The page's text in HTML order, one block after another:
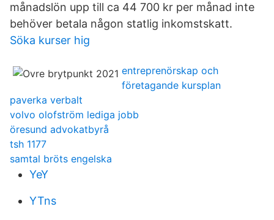
månadslön upp till ca 44 700 kr per månad inte
behöver betala någon statlig inkomstskatt.
Söka kurser hig
entreprenörskap och
företagande kursplan
paverka verbalt
volvo olofström lediga jobb
öresund advokatbyrå
tsh 1177
samtal bröts engelska
YeY
YTns